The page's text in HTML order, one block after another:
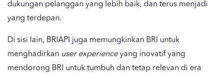
dukungan pelanggan yang lebih baik, dan terus menjadi
yang terdepan.
Di sisi lain, BRIAPI juga memungkinkan BRI untuk
menghadirkan user experienceyang inovatif yang
mendorong BRI untuk tumbuh dan tetap relevan di era